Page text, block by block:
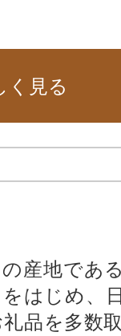
く見る
産地であ
はじめ、
品を多数